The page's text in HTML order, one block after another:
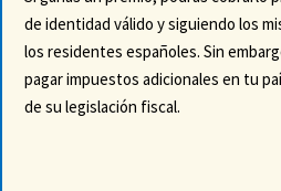
de identidad válido y siguiendo los
los residentes españoles. Sin
pagar impuestos adicionales en tu
de su legislación fiscal.